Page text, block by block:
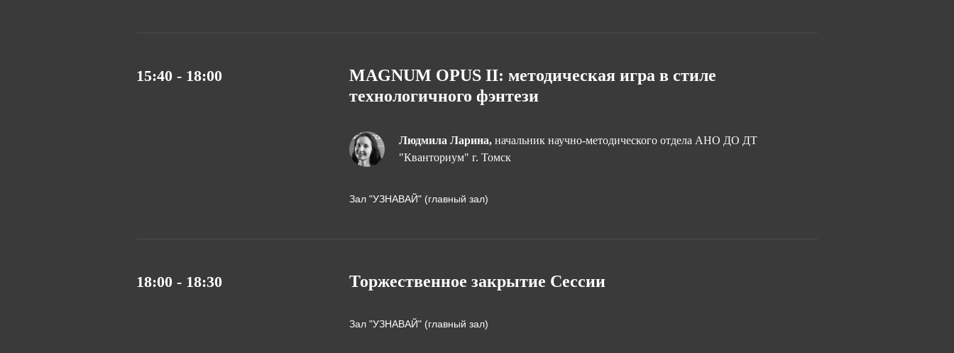
15:40 - 18:00
MAGNUM OPUS II: методическая игра в стиле
технологичного фэнтези
Людмила Ларина, начальник научно-методического отдела АНО ДО ДТ
"Кванториум" г. Томск
Зал "УЗНАВАЙ" (главный зал)
18:00 - 18:30 Торжественное закрытие Сессии
Зал "УЗНАВАЙ" (главный зал)